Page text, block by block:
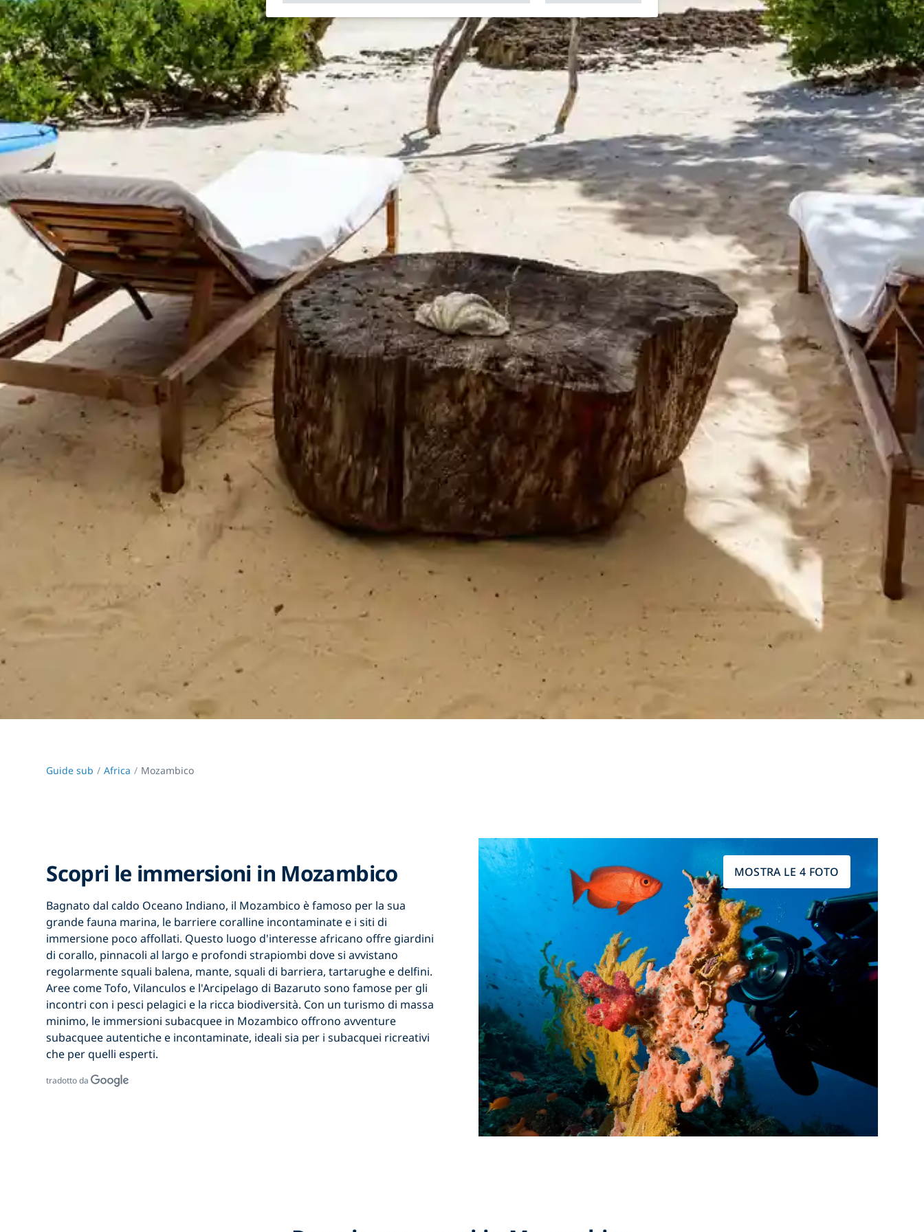
Guide sub Africa Mozambico
Scopri le immersioni in Mozambico
Bagnato dal caldo Oceano Indiano, il Mozambico è famoso per la sua
grande fauna marina, le barriere coralline incontaminate e i siti di
immersione poco affollati. Questo luogo d'interesse africano offre giardini
di corallo, pinnacoli al largo e profondi strapiombi dove si avvistano
regolarmente squali balena, mante, squali di barriera, tartarughe e delfini.
Aree come Tofo, Vilanculos e l'Arcipelago di Bazaruto sono famose per gli
incontri con i pesci pelagici e la ricca biodiversità. Con un turismo di massa
minimo, le immersioni subacquee in Mozambico offrono avventure
subacquee autentiche e incontaminate, ideali sia per i subacquei ricreativi
che per quelli esperti.
tradotto da
MOSTRA LE 4 FOTO